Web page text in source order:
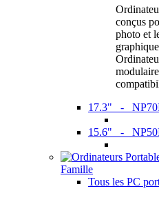
conçus
photo et
17.3" -
15.6" -
Famille
Tous les PC